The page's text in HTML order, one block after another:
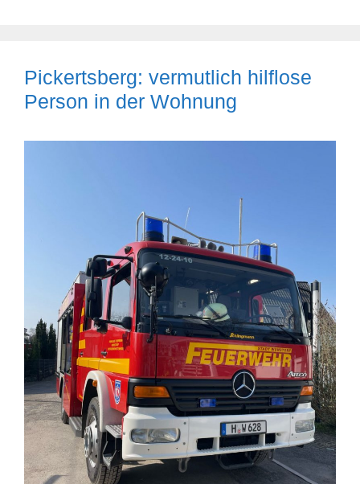
Pickertsberg: vermutlich hilflose
Person in der Wohnung